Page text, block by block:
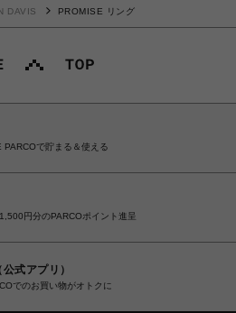
DAVIS PROMISE リング
で貯まる＆使える
円分のPARCOポイント進呈
式アプリ）
でのお買い物がオトクに